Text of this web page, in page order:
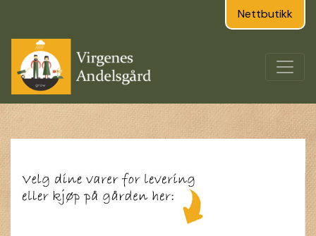
Nettbutikk